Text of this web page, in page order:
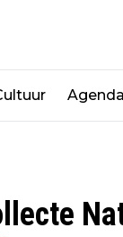
Agenda